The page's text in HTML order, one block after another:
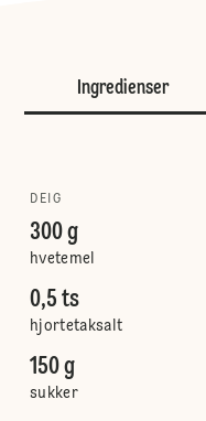
Ingredienser
DEIG
300 g
hvetemel
0,5 ts
hjortetaksalt
150 g
sukker